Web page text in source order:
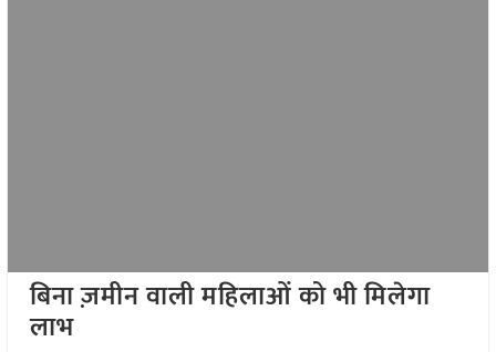
बिना ज़मीन वाली महिलाओं को भी मिलेगा
लाभ